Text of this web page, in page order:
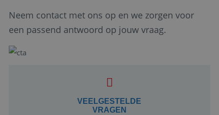
Neem contact met ons op en we zorgen voor
een passend antwoord op jouw vraag.
VEELGESTELDE
VRAGEN
Google Privacy Policy